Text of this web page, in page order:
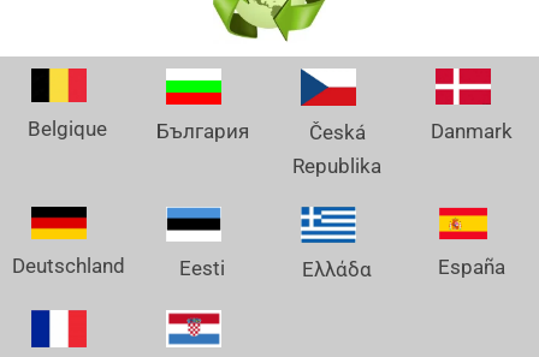
Belgique България
Česká
Republika
Danmark
Deutschland Eesti Ελλάδα España